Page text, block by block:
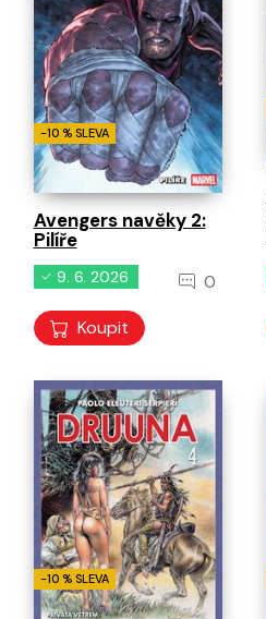
-10 % SLEVA
Avengers navěky 2:
Pilíře
9. 6. 2026 0
Koupit
-10 % SLEVA